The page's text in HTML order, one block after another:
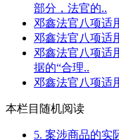
部分，法官的..
邓鑫法官八项适
邓鑫法官八项适
邓鑫法官八项适
据的“合理..
邓鑫法官八项适
本栏目随机阅读
5. 案涉商品的实